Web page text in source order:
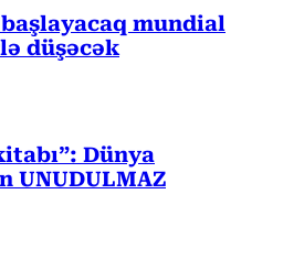
başlayacaq mundial
düşəcək
Dünya
UNUDULMAZ